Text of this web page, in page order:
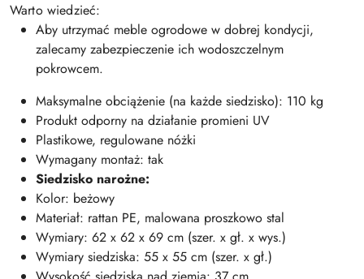
Warto wiedzieć:
Aby utrzymać meble ogrodowe w dobrej kondycji,
zalecamy zabezpieczenie ich wodoszczelnym
pokrowcem.
Maksymalne obciążenie (na każde siedzisko): 110 kg
Produkt odporny na działanie promieni UV
Plastikowe, regulowane nóżki
Wymagany montaż: tak
Siedzisko narożne:
Kolor: beżowy
Materiał: rattan PE, malowana proszkowo stal
Wymiary: 62 x 62 x 69 cm (szer. x gł. x wys.)
Wymiary siedziska: 55 x 55 cm (szer. x gł.)